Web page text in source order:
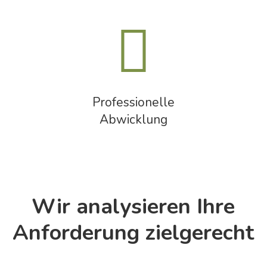
Professionelle
Abwicklung
Wir analysieren Ihre
Anforderung zielgerecht